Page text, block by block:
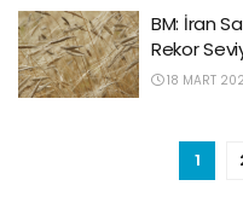
BM: İran
Rekor
18 MART
1